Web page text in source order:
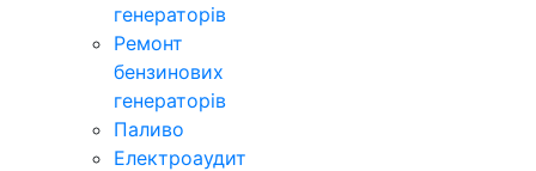
генераторів
Ремонт
бензинових
генераторів
Паливо
Електроаудит